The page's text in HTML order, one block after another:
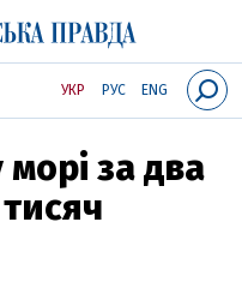
УКР РУС ENG
за два